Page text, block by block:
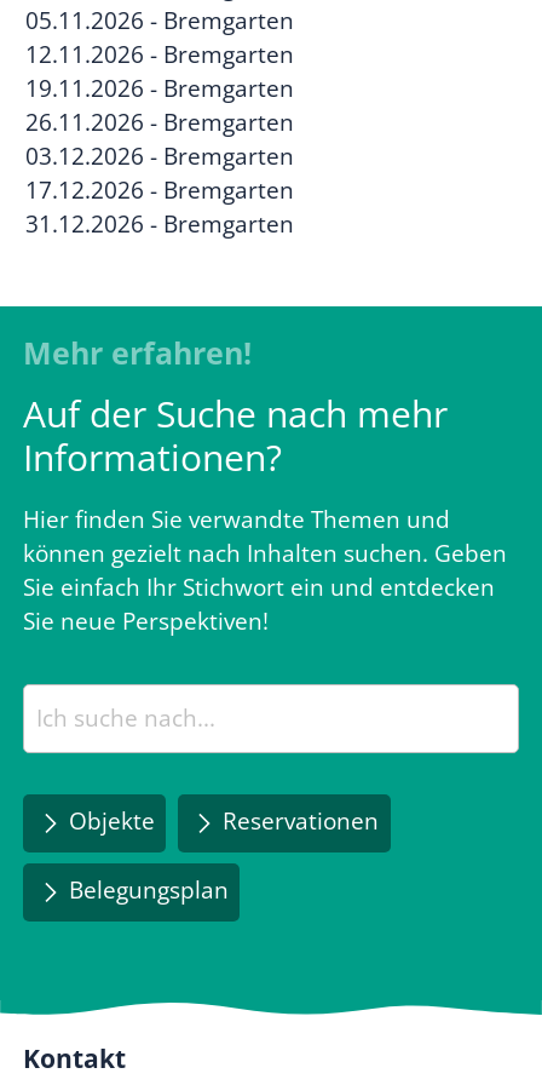
05.11.2026 - Bremgarten
12.11.2026 - Bremgarten
19.11.2026 - Bremgarten
26.11.2026 - Bremgarten
03.12.2026 - Bremgarten
17.12.2026 - Bremgarten
31.12.2026 - Bremgarten
Mehr erfahren!
Auf der Suche nach mehr
Informationen?
Hier finden Sie verwandte Themen und
können gezielt nach Inhalten suchen. Geben
Sie einfach Ihr Stichwort ein und entdecken
Sie neue Perspektiven!
Objekte Reservationen
Belegungsplan
Kontakt